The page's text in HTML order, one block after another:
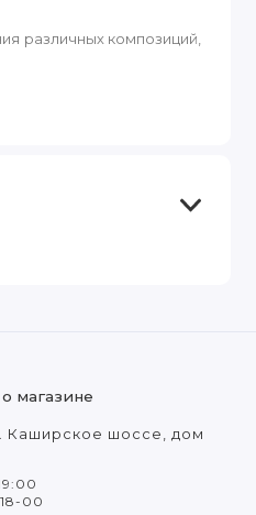
различных композиций,
магазине
Каширское шоссе, дом
00